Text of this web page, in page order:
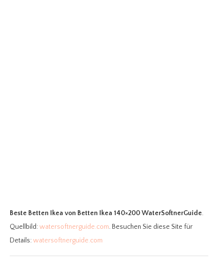
Beste Betten Ikea von Betten Ikea 140×200 WaterSoftnerGuide.
Quellbild:watersoftnerguide.com. Besuchen Sie diese Site für
Details:watersoftnerguide.com